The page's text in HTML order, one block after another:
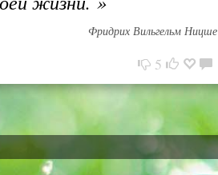
Фридрих Вильгельм Ницше
5